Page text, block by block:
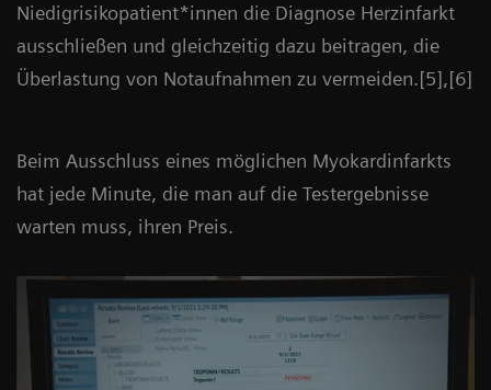
Niedigrisikopatient*innen die Diagnose Herzinfarkt
ausschließen und gleichzeitig dazu beitragen, die
Überlastung von Notaufnahmen zu vermeiden.[5],[6]
Beim Ausschluss eines möglichen Myokardinfarkts
hat jede Minute, die man auf die Testergebnisse
warten muss, ihren Preis.